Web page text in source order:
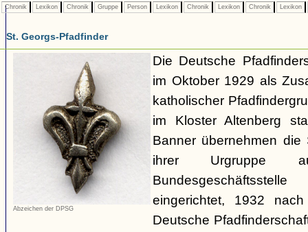
Chronik Lexikon Chronik Gruppe Person Lexikon Chronik Lexikon Chronik Lexikon
St. Georgs-Pfadfinder
Abzeichen der DPSG
Die Deutsche
im Oktober 1929 als
katholischer
im Kloster Altenberg
Banner übernehmen die
ihrer Urgruppe
eingerichtet, 1932
Deutsche